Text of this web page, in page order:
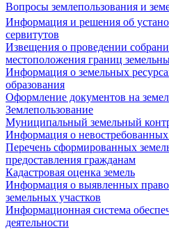
Вопросы землепользования и
Информация и решения об
сервитутов
Извещения о проведении
местоположения границ
Информация о земельных
образования
Оформление документов на
Землепользование
Муниципальный земельный
Информация о
Перечень сформированных
предоставления гражданам
Кадастровая оценка земель
Информация о выявленных
земельных участков
Информационная система
деятельности